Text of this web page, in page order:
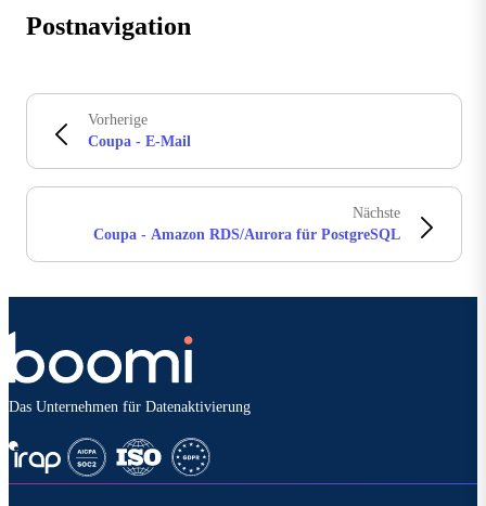
Postnavigation
Vorherige
Coupa - E-Mail
Nächste
Coupa - Amazon RDS/Aurora für PostgreSQL
Das Unternehmen für Datenaktivierung